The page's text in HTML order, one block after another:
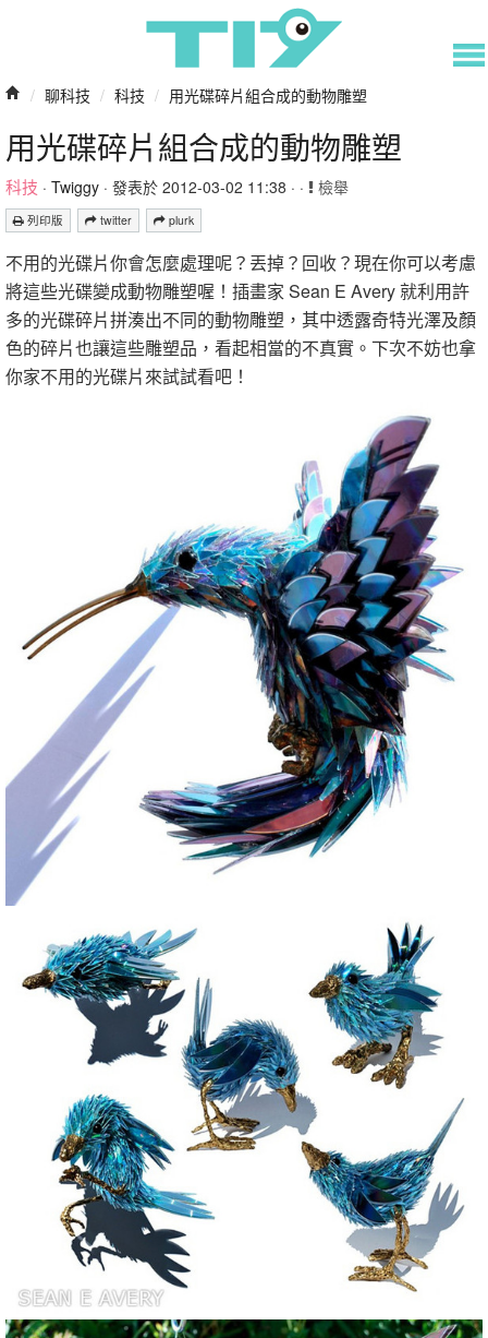
/ 聊科技 / 科技 / 用光碟碎片組合成的動物雕塑
用光碟碎片組合成的動物雕塑
科技 · Twiggy · 發表於 2012-03-02 11:38 · · 檢舉
列印版 twitter plurk
不用的光碟片你會怎麼處理呢？丟掉？回收？現在你可以考慮
將這些光碟變成動物雕塑喔！插畫家 Sean E Avery 就利用許
多的光碟碎片拼湊出不同的動物雕塑，其中透露奇特光澤及顏
色的碎片也讓這些雕塑品，看起相當的不真實。下次不妨也拿
你家不用的光碟片來試試看吧！